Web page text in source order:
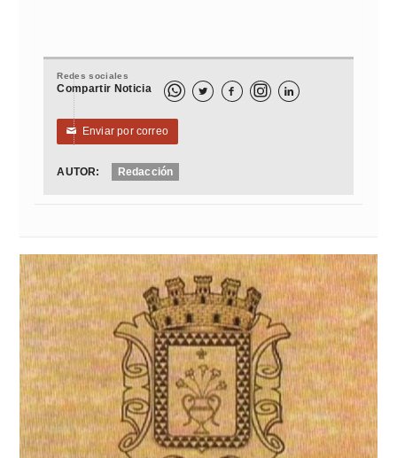
Redes sociales
Compartir Noticia   
✉ Enviar por correo
AUTOR: Redacción